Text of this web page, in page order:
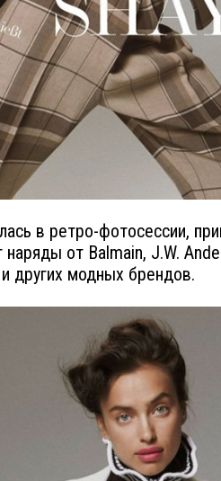
в ретро-фотосессии,
от Balmain, J.W.
других модных брендов.